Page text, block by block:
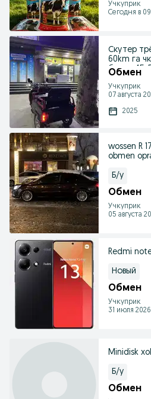
Учкуприк
Сегодня в
Скутер
60km га
билан 45-
Обмен
Учкуприк
07 августа
2025
wossen R
obmen
Б/у
Обмен
Учкуприк
05 августа
Redmi
Новый
Обмен
Учкуприк
31 июля 2026
Minidisk
Б/у
Обмен